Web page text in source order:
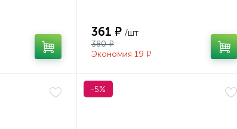
361 ₽ /шт
380 ₽
Экономия 19 ₽
-5%